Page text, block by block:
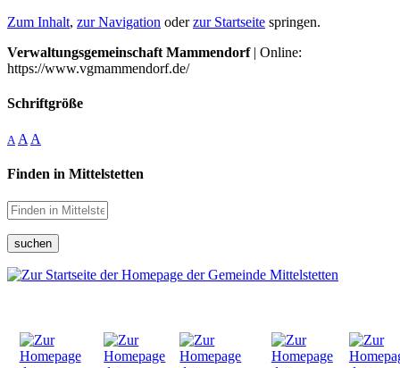
Zum Inhalt, zur Navigation oderzur Startseite springen.
Verwaltungsgemeinschaft Mammendorf| Online:
https://www.vgmammendorf.de/
Schriftgröße
A A A
Finden in Mittelstetten
suchen